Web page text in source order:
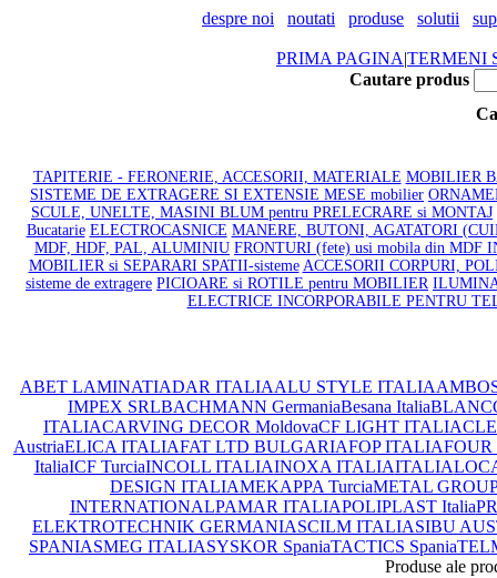
despre noi noutati produse solutii
PRIMA PAGINA|TERMENI
Cautare produs
TAPITERIE - FERONERIE, ACCESORII, MATERIALE MOBILIER
SISTEME DE EXTRAGERE SI EXTENSIE MESE mobilier
SCULE, UNELTE, MASINI BLUM pentru PRELECRARE si MONTAJ
Bucatarie ELECTROCASNICE MANERE, BUTONI, AGATATORI
MDF, HDF, PAL, ALUMINIU FRONTURI (fete) usi mobila din MDF
MOBILIER si SEPARARI SPATII-sisteme ACCESORII CORPURI,
sisteme de extragere PICIOARE si ROTILE pentru MOBILIER
ELECTRICE INCORPORABILE PENTRU
ABET LAMINATIADAR ITALIAALU STYLE ITALIA
IMPEX SRLBACHMANN GermaniaBesana Italia
ITALIACARVING DECOR MoldovaCF LIGHT ITALIA
AustriaELICA ITALIAFAT LTD BULGARIAFOP ITALIA
ItaliaICF TurciaINCOLL ITALIAINOXA ITALIAITALIA
DESIGN ITALIAMEKAPPA TurciaMETAL
INTERNATIONALPAMAR ITALIAPOLIPLAST Italia
ELEKTROTECHNIK GERMANIASCILM ITALIASIBU
SPANIASMEG ITALIASYSKOR SpaniaTACTICS Spania
Produse ale